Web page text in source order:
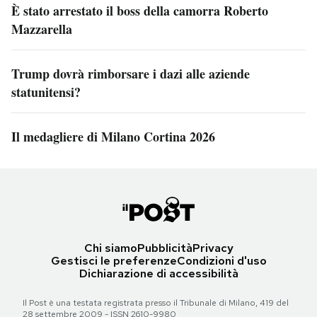
È stato arrestato il boss della camorra Roberto
Mazzarella
Trump dovrà rimborsare i dazi alle aziende
statunitensi?
Il medagliere di Milano Cortina 2026
Chi siamoPubblicitàPrivacy
Gestisci le preferenzeCondizioni d'uso
Dichiarazione di accessibilità
Il Post è una testata registrata presso il Tribunale di Milano, 419 del
28 settembre 2009 - ISSN 2610-9980